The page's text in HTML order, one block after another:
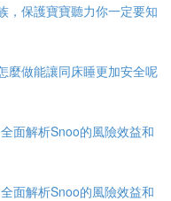
，保護寶寶聽力你一定要知
麼做能讓同床睡更加安全呢
面解析Snoo的風險效益和
面解析Snoo的風險效益和